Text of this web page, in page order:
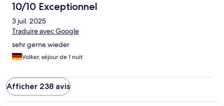
10/10 Exceptionnel
3 juil. 2025
Traduire avec Google
sehr gerne wieder
Volker, séjour de 1 nuit
Afficher 238 avis